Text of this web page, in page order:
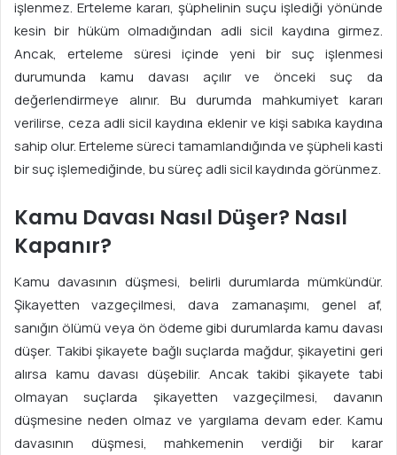
işlenmez. Erteleme kararı, şüphelinin suçu işlediği yönünde
kesin bir hüküm olmadığından adli sicil kaydına girmez.
Ancak, erteleme süresi içinde yeni bir suç işlenmesi
durumunda kamu davası açılır ve önceki suç da
değerlendirmeye alınır. Bu durumda mahkumiyet kararı
verilirse, ceza adli sicil kaydına eklenir ve kişi sabıka kaydına
sahip olur. Erteleme süreci tamamlandığında ve şüpheli kasti
bir suç işlemediğinde, bu süreç adli sicil kaydında görünmez.
Kamu Davası Nasıl Düşer? Nasıl
Kapanır?
Kamu davasının düşmesi, belirli durumlarda mümkündür.
Şikayetten vazgeçilmesi, dava zamanaşımı, genel af,
sanığın ölümü veya ön ödeme gibi durumlarda kamu davası
düşer. Takibi şikayete bağlı suçlarda mağdur, şikayetini geri
alırsa kamu davası düşebilir. Ancak takibi şikayete tabi
olmayan suçlarda şikayetten vazgeçilmesi, davanın
düşmesine neden olmaz ve yargılama devam eder. Kamu
davasının düşmesi, mahkemenin verdiği bir karar